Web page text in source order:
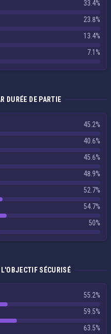
33.4%
23.8%
13.4%
7.1%
DURÉE DE PARTIE
45.2%
40.6%
45.6%
48.9%
52.7%
54.7%
50%
SÉCURISÉ
55.2%
59.5%
63.5%